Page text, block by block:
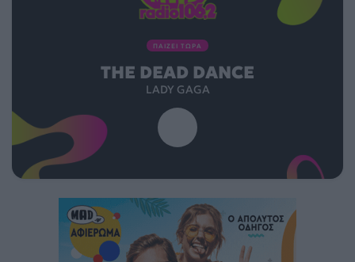
ΠΑΙΖΕΙ ΤΩΡΑ
THE DEAD DANCE
LADY GAGA